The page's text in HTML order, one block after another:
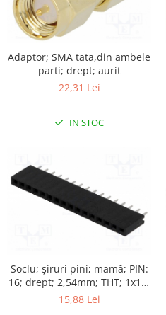
Adaptor; SMA tata,din ambele
parti; drept; aurit
22,31 Lei
IN STOC
Soclu; şiruri pini; mamă; PIN:
16; drept; 2,54mm; THT; 1x16;
aurit
15,88 Lei